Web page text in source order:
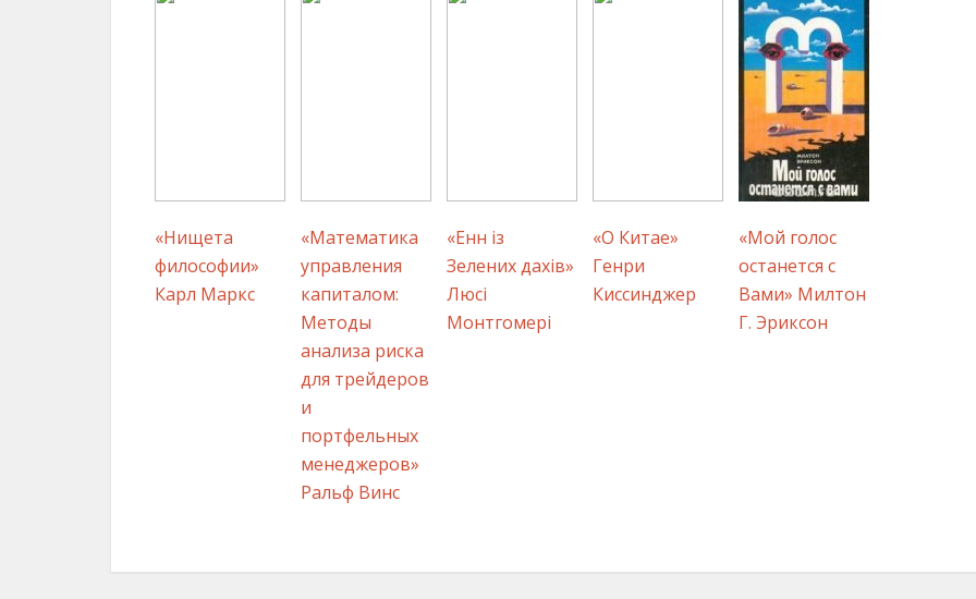
«Нищета
философии»
Карл Маркс
«Математика
управления
капиталом:
Методы
анализа риска
для трейдеров
и
портфельных
менеджеров»
Ральф Винс
«Енн із
Зелених дахів»
Люсі
Монтгомері
«О Китае»
Генри
Киссинджер
«Мой голос
останется с
Вами» Милтон
Г. Эриксон